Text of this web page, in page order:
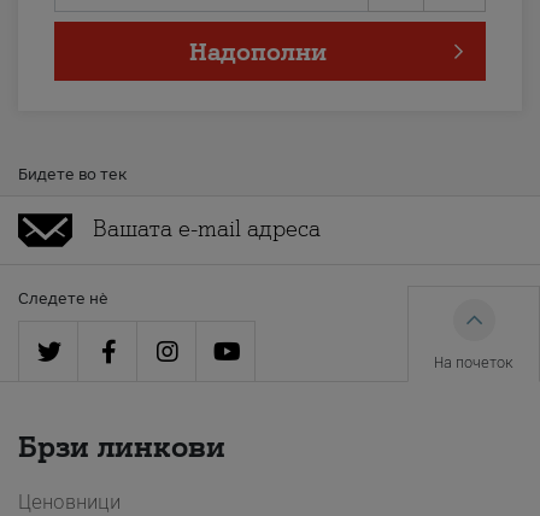
Надополни
Бидете во тек
Следете нè
На почеток
Брзи линкови
Ценовници